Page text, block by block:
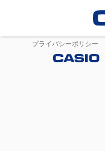
プライバシーポリシー